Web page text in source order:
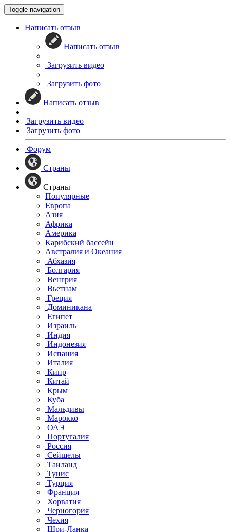
Toggle navigation
Написать отзыв
Написать отзыв
Загрузить видео
Загрузить фото
Написать отзыв
Загрузить видео
Загрузить фото
Форум
Страны
Страны
Популярные
Европа
Азия
Африка
Америка
Карибский бассейн
Австралия и Океания
Абхазия
Болгария
Венгрия
Вьетнам
Греция
Доминикана
Египет
Израиль
Индия
Индонезия
Испания
Италия
Кипр
Китай
Крым
Куба
Мальдивы
Марокко
ОАЭ
Португалия
Россия
Сейшелы
Таиланд
Тунис
Турция
Франция
Хорватия
Черногория
Чехия
Шри-Ланка